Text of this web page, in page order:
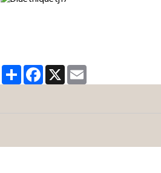
PartagerFacebook
X